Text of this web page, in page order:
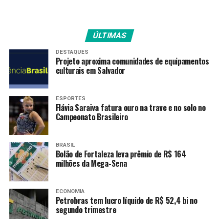
pelo atendimento virtual.
Para quem não tem acesso à internet, é possível
agendar atendimento presencial nas unidades da
Receita do DF ou nos postos do Na Hora, por meio do
telefone 156 (opção 3). Fora do Distrito Federal, o
número para contato é 0800 644 0156.
Agências da Receita do DF com atendimento ao
Plano Piloto – 701 Norte, Bloco D, Loja 1
Ceilândia – CNN 1, Bloco B, Avenida Hélio Prates
Gama – Quadra 1, Área Especial, Setor Central
ÚLTIMAS
DESTAQUES
Projeto aproxima comunidades de equipamentos
culturais em Salvador
ESPORTES
Flávia Saraiva fatura ouro na trave e no solo no
Campeonato Brasileiro
BRASIL
Bolão de Fortaleza leva prêmio de R$ 164
milhões da Mega-Sena
ECONOMIA
Petrobras tem lucro líquido de R$ 52,4 bi no
segundo trimestre